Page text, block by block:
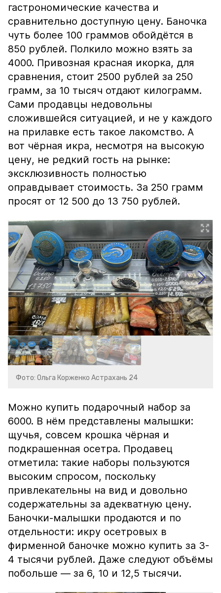
гастрономические качества и
сравнительно доступную цену. Баночка
чуть более 100 граммов обойдётся в
850 рублей. Полкило можно взять за
4000. Привозная красная икорка, для
сравнения, стоит 2500 рублей за 250
грамм, за 10 тысяч отдают килограмм.
Сами продавцы недовольны
сложившейся ситуацией, и не у каждого
на прилавке есть такое лакомство. А
вот чёрная икра, несмотря на высокую
цену, не редкий гость на рынке:
эксклюзивность полностью
оправдывает стоимость. За 250 грамм
просят от 12 500 до 13 750 рублей.
Фото: Ольга Корженко Астрахань 24
Можно купить подарочный набор за
6000. В нём представлены малышки:
щучья, совсем крошка чёрная и
подкрашенная осетра. Продавец
отметила: такие наборы пользуются
высоким спросом, поскольку
привлекательны на вид и довольно
содержательны за адекватную цену.
Баночки-малышки продаются и по
отдельности: икру осетровых в
фирменной баночке можно купить за 3-
4 тысячи рублей. Даже следуют объёмы
побольше — за 6, 10 и 12,5 тысячи.